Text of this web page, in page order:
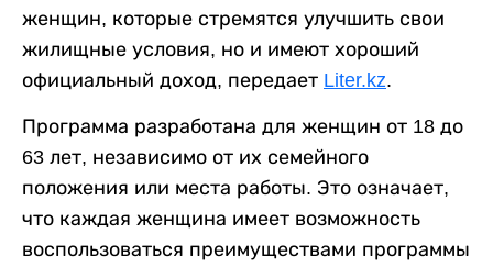
женщин, которые стремятся улучшить свои
жилищные условия, но и имеют хороший
официальный доход, передает Liter.kz.
Программа разработана для женщин от 18 до
63 лет, независимо от их семейного
положения или места работы. Это означает,
что каждая женщина имеет возможность
воспользоваться преимуществами программы